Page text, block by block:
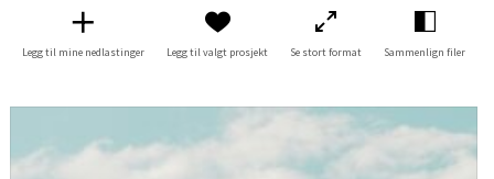
Legg til mine nedlastinger Legg til valgt prosjekt Se stort format Sammenlign filer